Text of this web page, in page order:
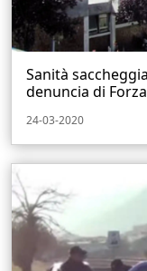
Sanità
denuncia di
24-03-2020